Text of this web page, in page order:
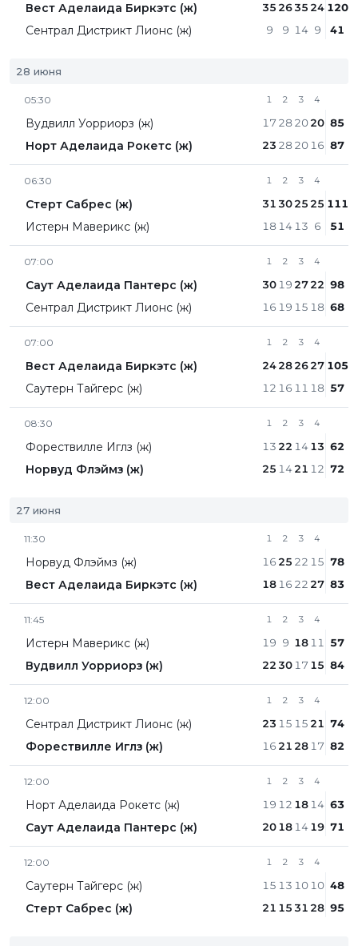
Вест Аделаида Биркэтс (ж)
Сентрал Дистрикт Лионc (ж)
35
9
26
9
35
14
24
9
120
41
28 июня
05:30
Вудвилл Уорриорз (ж)
Норт Аделаида Рокетс (ж)
1
17
23
2
28
28
3
20
20
4
20
16
85
87
06:30
Стерт Сабрес (ж)
Истерн Маверикс (ж)
1
31
18
2
30
14
3
25
13
4
25
6
111
51
07:00
Саут Аделаида Пантерс (ж)
Сентрал Дистрикт Лионc (ж)
1
30
16
2
19
19
3
27
15
4
22
18
98
68
07:00
Вест Аделаида Биркэтс (ж)
Саутерн Тайгерс (ж)
1
24
12
2
28
16
3
26
11
4
27
18
105
57
08:30
Форествилле Иглз (ж)
Норвуд Флэймз (ж)
1
13
25
2
22
14
3
14
21
4
13
12
62
72
27 июня
11:30
Норвуд Флэймз (ж)
Вест Аделаида Биркэтс (ж)
1
16
18
2
25
16
3
22
22
4
15
27
78
83
11:45
Истерн Маверикс (ж)
Вудвилл Уорриорз (ж)
1
19
22
2
9
30
3
18
17
4
11
15
57
84
12:00
Сентрал Дистрикт Лионc (ж)
Форествилле Иглз (ж)
1
23
16
2
15
21
3
15
28
4
21
17
74
82
12:00
Норт Аделаида Рокетс (ж)
Саут Аделаида Пантерс (ж)
1
19
20
2
12
18
3
18
14
4
14
19
63
71
12:00
Саутерн Тайгерс (ж)
Стерт Сабрес (ж)
1
15
21
2
13
15
3
10
31
4
10
28
48
95